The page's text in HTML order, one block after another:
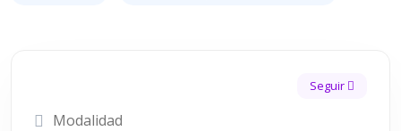
Seguir
Modalidad